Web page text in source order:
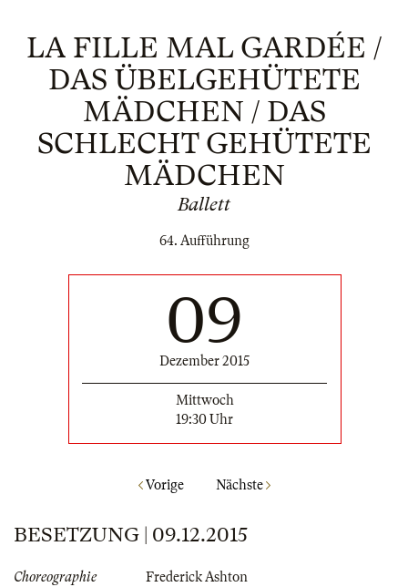
LA FILLE MAL GARDÉE /
DAS ÜBELGEHÜTETE
MÄDCHEN / DAS
SCHLECHT GEHÜTETE
MÄDCHEN
Ballett
64. Aufführung
09
Dezember 2015
Mittwoch
19:30 Uhr
Vorige Nächste
BESETZUNG | 09.12.2015
Choreographie
Frederick Ashton